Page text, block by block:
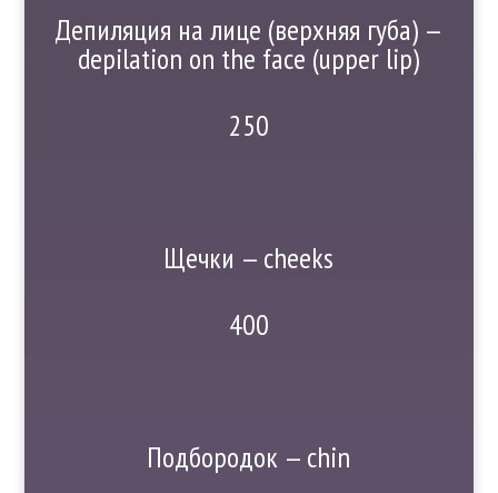
Депиляция на лице (верхняя губа) —
depilation on the face (upper lip)
250
Щечки — cheeks
400
Подбородок — chin